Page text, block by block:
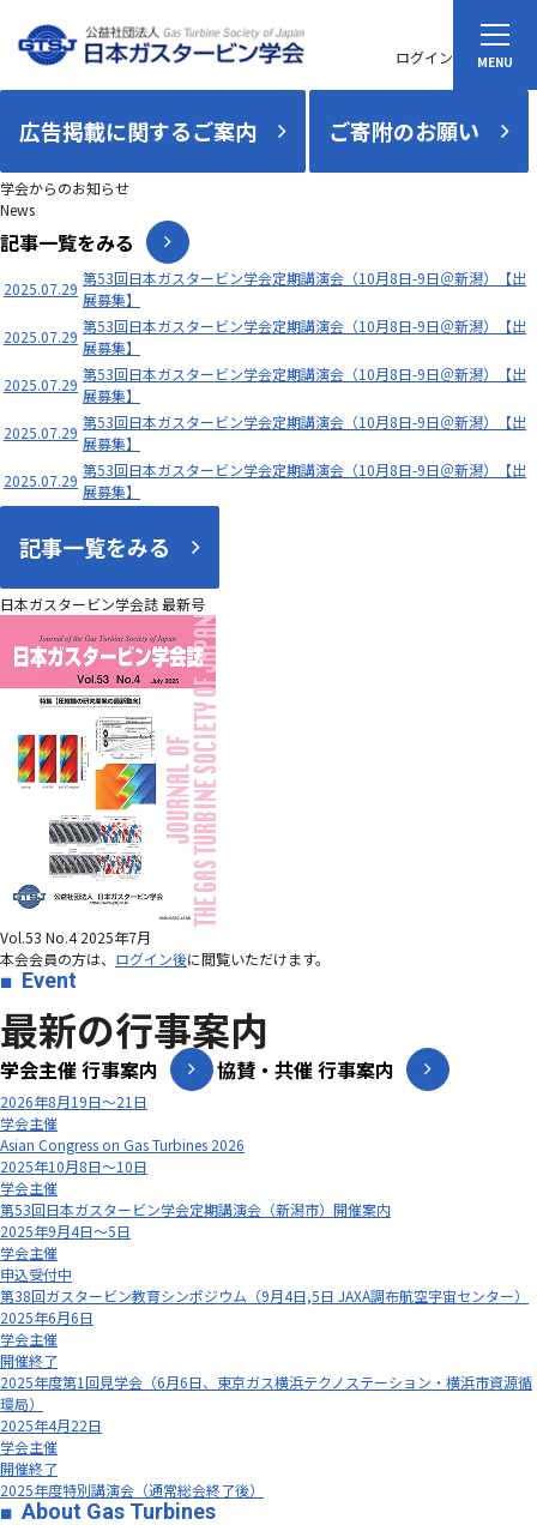
ログイン
広告掲載に関するご案内 ご寄附のお願い
学会からのお知らせ
News
記事一覧をみる
2025.07.29
第53回日本ガスタービン学会定期講演会（10月8日-9日＠新潟）【出
展募集】
2025.07.29
第53回日本ガスタービン学会定期講演会（10月8日-9日＠新潟）【出
展募集】
2025.07.29
第53回日本ガスタービン学会定期講演会（10月8日-9日＠新潟）【出
展募集】
2025.07.29
第53回日本ガスタービン学会定期講演会（10月8日-9日＠新潟）【出
展募集】
2025.07.29
第53回日本ガスタービン学会定期講演会（10月8日-9日＠新潟）【出
展募集】
記事一覧をみる
日本ガスタービン学会誌 最新号
Vol.53 No.4 2025年7月
本会会員の方は、 ログイン後に閲覧いただけます。
Event
最新の行事案内
学会主催 行事案内 協賛・共催 行事案内
2026年8月19日～21日
学会主催
Asian Congress on Gas Turbines 2026
2025年10月8日～10日
学会主催
第53回日本ガスタービン学会定期講演会（新潟市）開催案内
2025年9月4日～5日
学会主催
申込受付中
第38回ガスタービン教育シンポジウム（9月4日,5日 JAXA調布航空宇宙センター）
2025年6月6日
学会主催
開催終了
2025年度第1回見学会（6月6日、東京ガス横浜テクノステーション・横浜市資源循
環局）
2025年4月22日
学会主催
開催終了
2025年度特別講演会（通常総会終了後）
About Gas Turbines